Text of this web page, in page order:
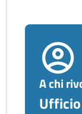
A chi